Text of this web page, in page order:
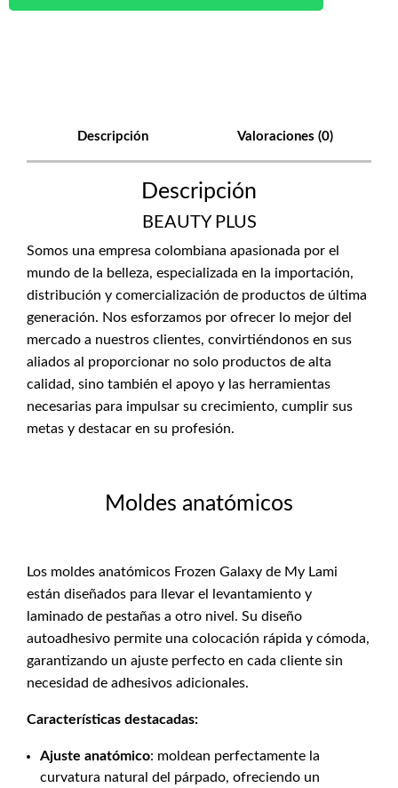
Descripción Valoraciones (0)
Descripción
BEAUTY PLUS
Somos una empresa colombiana apasionada por el
mundo de la belleza, especializada en la importación,
distribución y comercialización de productos de última
generación. Nos esforzamos por ofrecer lo mejor del
mercado a nuestros clientes, convirtiéndonos en sus
aliados al proporcionar no solo productos de alta
calidad, sino también el apoyo y las herramientas
necesarias para impulsar su crecimiento, cumplir sus
metas y destacar en su profesión.
Moldes anatómicos
Los moldes anatómicos Frozen Galaxy de My Lami
están diseñados para llevar el levantamiento y
laminado de pestañas a otro nivel. Su diseño
autoadhesivo permite una colocación rápida y cómoda,
garantizando un ajuste perfecto en cada cliente sin
necesidad de adhesivos adicionales.
Características destacadas:
Ajuste anatómico: moldean perfectamente la
curvatura natural del párpado, ofreciendo un